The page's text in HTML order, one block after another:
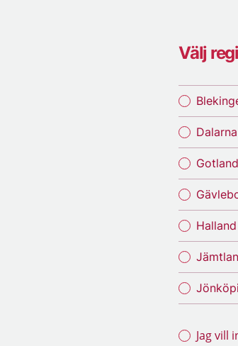
Välj
Dalarna
Gotland
Halland
Jag vill